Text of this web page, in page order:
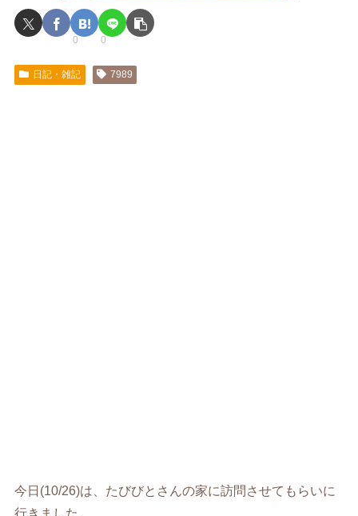
0 0
日記・雑記 7989
今日(10/26)は、たびびとさんの家に訪問させてもらいに